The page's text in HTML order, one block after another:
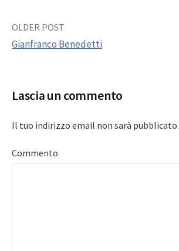
Post
OLDER POST
Gianfranco Benedetti
Lascia un commento
Il tuo indirizzo email non sarà pubblicato.
Commento